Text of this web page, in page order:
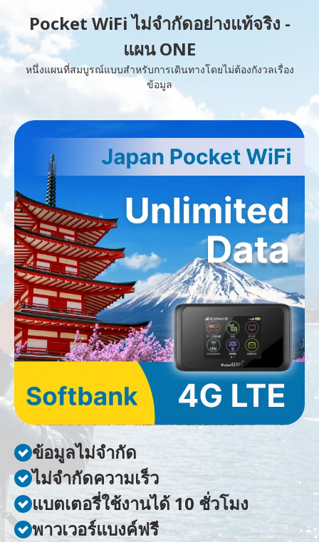
Pocket WiFi ไม่จำกัดอย่างแท้จริง -
แผน ONE
หนึ่งแผนที่สมบูรณ์แบบสำหรับการเดินทางโดยไม่ต้องกังวลเรื่อง
ข้อมูล
ข้อมูลไม่จำกัด
ไม่จำกัดความเร็ว
แบตเตอรี่ใช้งานได้ 10 ชั่วโมง
พาวเวอร์แบงค์ฟรี